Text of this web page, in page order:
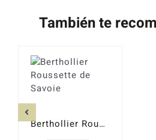
También te
Berthollier Roussette de Savoie